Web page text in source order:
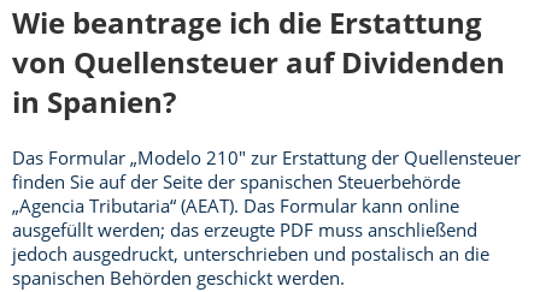
Wie beantrage ich die Erstattung
von Quellensteuer auf Dividenden
in Spanien?
Das Formular „Modelo 210″ zur Erstattung der Quellensteuer
finden Sie auf der Seite der spanischen Steuerbehörde
„Agencia Tributaria“ (AEAT). Das Formular kann online
ausgefüllt werden; das erzeugte PDF muss anschließend
jedoch ausgedruckt, unterschrieben und postalisch an die
spanischen Behörden geschickt werden.